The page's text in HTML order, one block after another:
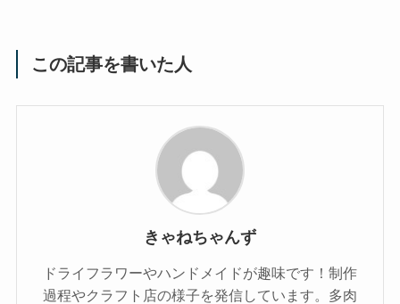
この記事を書いた人
きゃねちゃんず
ドライフラワーやハンドメイドが趣味です！制作
過程やクラフト店の様子を発信しています。多肉